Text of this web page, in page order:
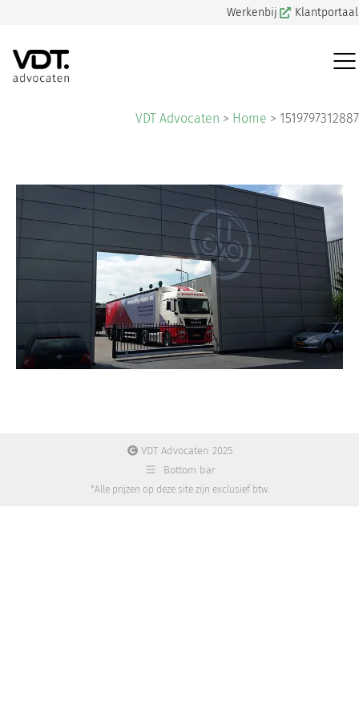
Werkenbij Klantportaal
VDT Advocaten > Home > 1519797312887
VDT Advocaten 2025
Bottom bar
*Alle prijzen op deze site zijn exclusief btw.